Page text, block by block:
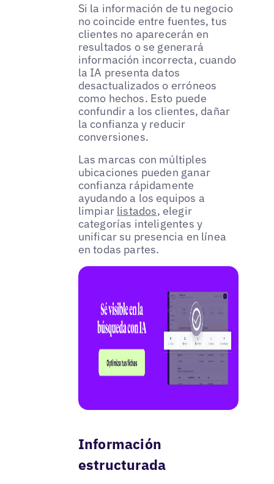
Si la información de tu negocio
no coincide entre fuentes, tus
clientes no aparecerán en
resultados o se generará
información incorrecta, cuando
la IA presenta datos
desactualizados o erróneos
como hechos. Esto puede
confundir a los clientes, dañar
la confianza y reducir
conversiones.
Las marcas con múltiples
ubicaciones pueden ganar
confianza rápidamente
ayudando a los equipos a
limpiar listados, elegir
categorías inteligentes y
unificar su presencia en línea
en todas partes.
Información
estructurada